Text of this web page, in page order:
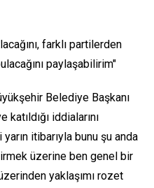
farklı partilerden
paylaşabilirim"
Belediye Başkanı
iddialarını
itibarıyla bunu şu anda
üzerine ben genel bir
yaklaşımı rozet